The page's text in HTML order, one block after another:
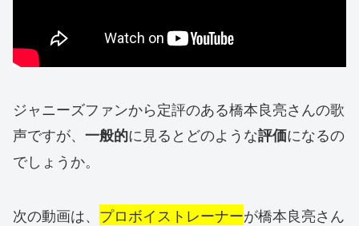
ジャニーズファンから定評のある橋本良亮さんの歌
声ですが、 一般的に見るとどのような評価になるの
でしょうか。
次の動画は、 プロボイストレーナーが橋本良亮さん